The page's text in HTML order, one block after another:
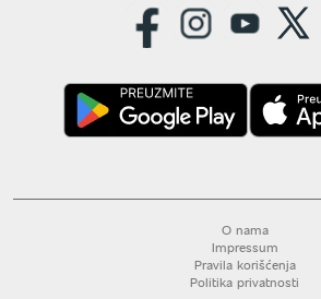
O nama
Impressum
Pravila korišćenja
Politika privatnosti